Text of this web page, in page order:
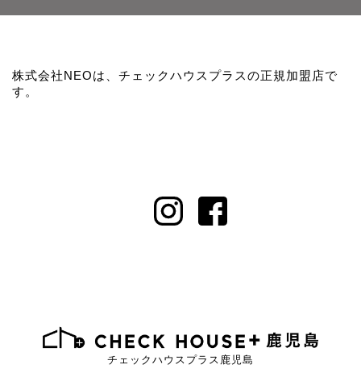
株式会社NEOは、チェックハウスプラスの正規加盟店で
す。
チェックハウスプラス鹿児島